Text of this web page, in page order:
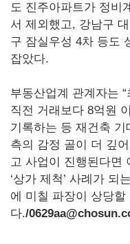
도 진주아파트가 정비
서 제외했고, 강남구
구 잠실우성 4차 등도
잡았다.
부동산업계 관계자는
직전 거래보다 8억원
기록하는 등 재건축
측의 감정 골이 더 깊
고 사업이 진행된다면
‘상가 제척’ 사례가 되
에 미칠 파장이 상당할
다./